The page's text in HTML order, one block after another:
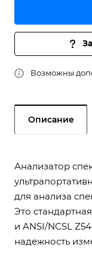
Возможны
Описание
Анализатор
для анализа
Это
и ANSI/NCSL
надежность